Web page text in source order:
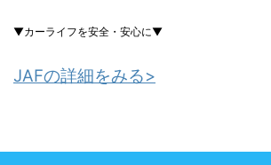
▼カーライフを安全・安心に▼
JAFの詳細をみる>